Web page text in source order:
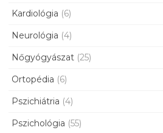
Kardiológia (6)
Neurológia (4)
Nőgyógyászat (25)
Ortopédia (6)
Pszichiátria (4)
Pszichológia (55)